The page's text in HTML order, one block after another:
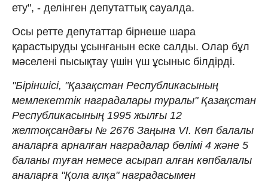
ету", - делінген депутаттық сауалда.
Осы ретте депутаттар бірнеше шара
қарастыруды ұсынғанын еске салды. Олар бұл
мәселені пысықтау үшін үш ұсыныс білдірді.
"Біріншісі, "Қазақстан Республикасының
мемлекеттiк наградалары туралы" Қазақстан
Республикасының 1995 жылғы 12
желтоқсандағы № 2676 Заңына VI. Көп балалы
аналарға арналған наградалар бөлімі 4 және 5
баланы туған немесе асырап алған көпбалалы
аналарға "Қола алқа" наградасымен